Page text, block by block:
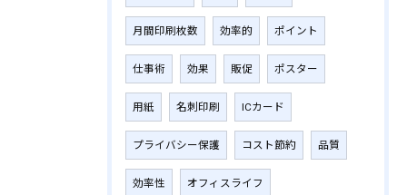
月間印刷枚数 効率的 ポイント
仕事術 効果 販促 ポスター
用紙 名刺印刷 ICカード
プライバシー保護 コスト節約 品質
効率性 オフィスライフ